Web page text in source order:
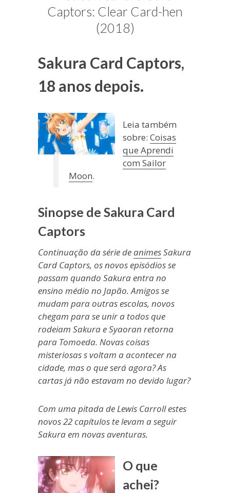
blogueira
Captors: Clear Card-hen
(2018)
Sakura Card Captors,
18 anos depois.
Leia também
sobre: Coisas
que Aprendi
com Sailor
Moon.
Sinopse de Sakura Card
Captors
Continuação da série deanimesSakura
Card Captors, os novos episódios se
passam quando Sakura entra no
ensino médio no Japão. Amigos se
mudam para outras escolas, novos
chegam para se unir a todos que
rodeiam Sakura e Syaoran retorna
para Tomoeda. Novas coisas
misteriosas s voltam a acontecer na
cidade, mas o que será agora? As
cartas já não estavam no devido lugar?
Com uma pitada de Lewis Carroll estes
novos 22 capítulos te levam a seguir
Sakura em novas aventuras.
O que
achei?